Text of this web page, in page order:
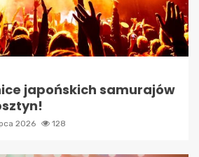
japońskich samurajów
2026 128